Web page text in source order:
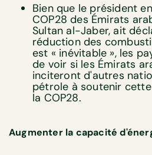
Bien que le président
COP28 des Émirats
Sultan al-Jaber, ait
réduction des
est « inévitable », les
de voir si les Émirats
inciteront d'autres
pétrole à soutenir
la COP28.
Augmenter la capacité